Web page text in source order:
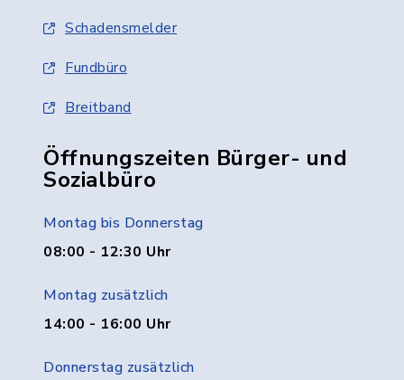
Schadensmelder
Fundbüro
Breitband
Öffnungszeiten Bürger- und
Sozialbüro
Montag bis Donnerstag
08:00 - 12:30 Uhr
Montag zusätzlich
14:00 - 16:00 Uhr
Donnerstag zusätzlich